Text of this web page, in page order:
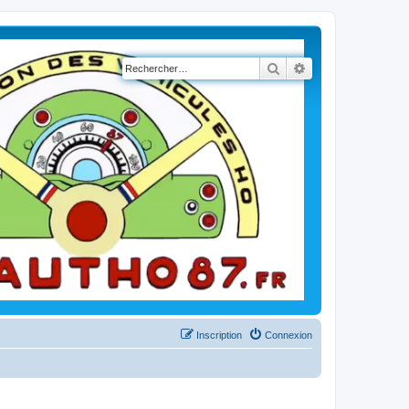
Rechercher
Connexion
Inscription